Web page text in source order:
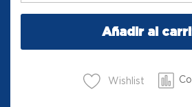
Añadir al
Wishlist